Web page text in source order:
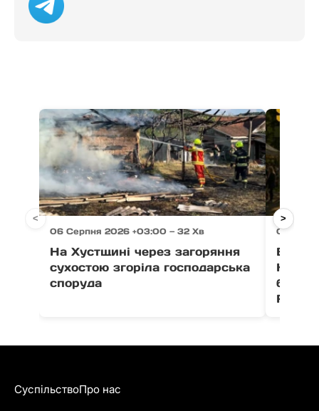
06 Серпня 2026 +03:00 — 32 Хв
На Хустщині через загоряння
сухостою згоріла господарська
споруда
06
В
Fest
< >
СуспільствоПро нас